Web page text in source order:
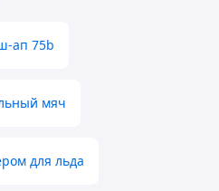
ап 75b
мяч
для льда